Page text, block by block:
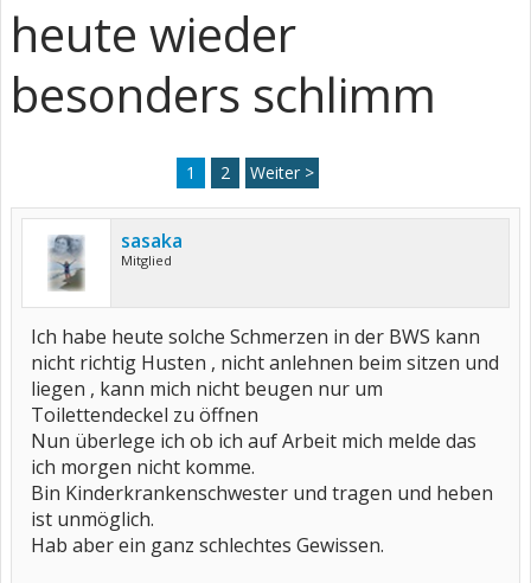
heute wieder
besonders schlimm
1 2 Weiter >
sasaka
Mitglied
Ich habe heute solche Schmerzen in der BWS kann
nicht richtig Husten , nicht anlehnen beim sitzen und
liegen , kann mich nicht beugen nur um
Toilettendeckel zu öffnen
Nun überlege ich ob ich auf Arbeit mich melde das
ich morgen nicht komme.
Bin Kinderkrankenschwester und tragen und heben
ist unmöglich.
Hab aber ein ganz schlechtes Gewissen.